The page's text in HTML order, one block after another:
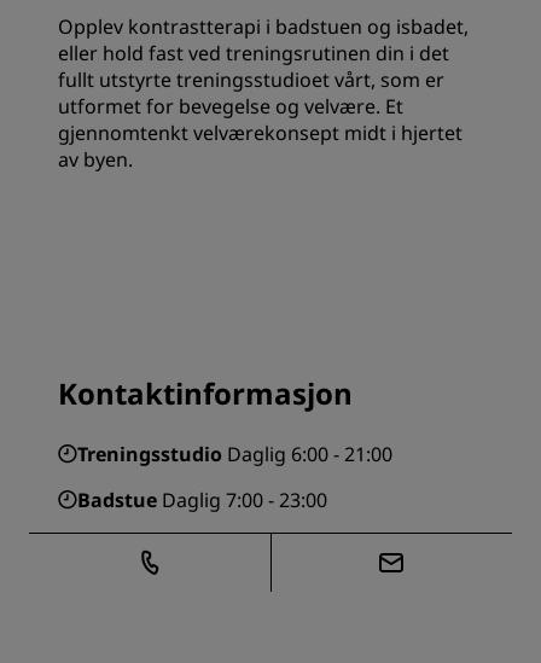
Opplev kontrastterapi i badstuen og isbadet,
eller hold fast ved treningsrutinen din i det
fullt utstyrte treningsstudioet vårt, som er
utformet for bevegelse og velvære. Et
gjennomtenkt velværekonsept midt i hjertet
av byen.
Kontaktinformasjon
Treningsstudio Daglig 6:00 - 21:00
Badstue Daglig 7:00 - 23:00